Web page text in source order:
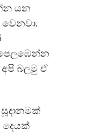
යන
අපි බලමු ඒ
සූදානමක්
දෙයක්